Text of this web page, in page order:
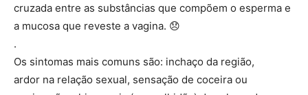
cruzada entre as substâncias que compõem o esperma e
a mucosa que reveste a vagina. 😞
.
Os sintomas mais comuns são: inchaço da região,
ardor na relação sexual, sensação de coceira ou